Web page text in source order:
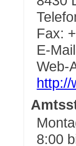
Fax:
E-
Web-
http://
8:00